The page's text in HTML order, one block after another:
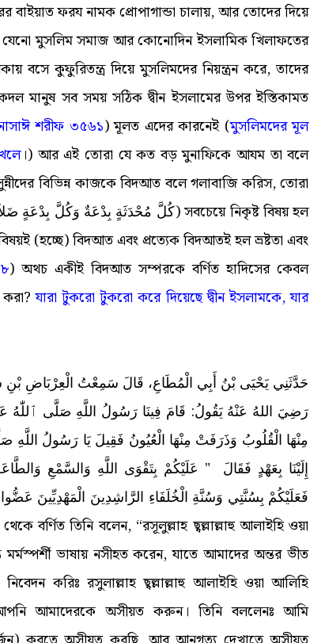
বাইয়াত ফরয নামক প্রোপাগান্ডা চালায়, আর তোদের দিয়ে
যেনো মুসলিম সমাজ আর কোনোদিন ইসলামিক খিলাফতের
বসে কুফুরিতন্ত্র দিয়ে মুসলিমদের নিয়ন্ত্রন করে, তাদের
মানুষ সব সময় সঠিক দ্বীন ইসলামের উপর ইস্তিকামত
শরীফ ৩৫৬১) মূলত এদের কারনেই (মুসলিমদের মূল
।) আর এই তোরা যে কত বড় মুনাফিকে আযম তা বলে
বিভিন্ন কাজকে বিদআত বলে গলাবাজি করিস, তোরা
(হচ্ছে) বিদআত এবং প্রত্যেক বিদআতই হল ভ্রষ্টতা এবং
) অথচ একীই বিদআত সম্পরকে বর্ণিত হাদিসের কেবল
করা?যারা টুকরো টুকরো করে দিয়েছে দ্বীন ইসলামকে, যার
رَضِيَ اللهُ عَنْهُ يَقُولُ: قَامَ فِينَا رَسُولُ اللَّهِ صَلَّى
مِنْهَا الْقُلُوبُ وَذَرَفَتْ مِنْهَا الْعُيُونُ فَقِيلَ يَا رَسُولُ
إِلَيْنَا بِعَهْدٍ فَقَالَ ‏ "‏ عَلَيْكُمْ بِتَقْوَى اللَّهِ وَالسَّمْعِ
فَعَلَيْكُمْ بِسُنَّتِي وَسُنَّةِ الْخُلَفَاءِ الرَّاشِدِينَ الْمَهْدِيِّينَ
ভাষায় নসীহত করেন, যাতে আমাদের অন্তর ভীত
করিঃ রসুলাল্লাহ ছ্বল্লাল্লাহু আলাইহি ওয়া আলিহি
আপনি আমাদেরকে অসীয়ত করুন। তিনি বললেনঃ আমি